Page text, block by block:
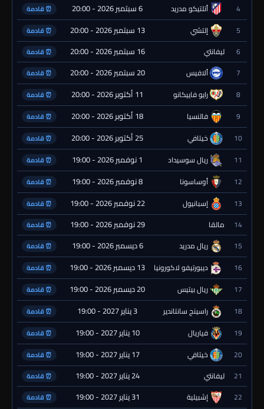
4 أتلتيكو مدريد 6 سبتمبر 2026 - 20:00 ⏰ قادمة
5 إلتشي 13 سبتمبر 2026 - 20:00 ⏰ قادمة
6 ليفانتي 16 سبتمبر 2026 - 20:00 ⏰ قادمة
7 ألافيس 20 سبتمبر 2026 - 20:00 ⏰ قادمة
8 رايو فاييكانو 11 أكتوبر 2026 - 20:00 ⏰ قادمة
9 فالنسيا 18 أكتوبر 2026 - 20:00 ⏰ قادمة
10 خيتافي 25 أكتوبر 2026 - 20:00 ⏰ قادمة
11 ريال سوسيداد 1 نوفمبر 2026 - 19:00 ⏰ قادمة
12 أوساسونا 8 نوفمبر 2026 - 19:00 ⏰ قادمة
13 إسبانيول 22 نوفمبر 2026 - 19:00 ⏰ قادمة
14 مالقا 29 نوفمبر 2026 - 19:00 ⏰ قادمة
15 ريال مدريد 6 ديسمبر 2026 - 19:00 ⏰ قادمة
16 ديبورتيفو لاكورونيا 13 ديسمبر 2026 - 19:00 ⏰ قادمة
17 ريال بيتيس 20 ديسمبر 2026 - 19:00 ⏰ قادمة
18 راسينج سانتاندير 3 يناير 2027 - 19:00 ⏰ قادمة
19 فياريال 10 يناير 2027 - 19:00 ⏰ قادمة
20 خيتافي 17 يناير 2027 - 19:00 ⏰ قادمة
21 ليفانتي 24 يناير 2027 - 19:00 ⏰ قادمة
22 إشبيلية 31 يناير 2027 - 19:00 ⏰ قادمة